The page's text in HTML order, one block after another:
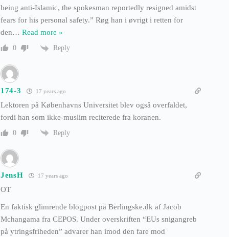
being anti-Islamic, the spokesman reportedly resigned amidst
fears for his personal safety.” Røg han i øvrigt i retten for
den… Read more »
0 Reply
174-3 17 years ago
Lektoren på Københavns Universitet blev også overfaldet,
fordi han som ikke-muslim reciterede fra koranen.
0 Reply
JensH 17 years ago
OT
En faktisk glimrende blogpost på Berlingske.dk af Jacob
Mchangama fra CEPOS. Under overskriften “EUs snigangreb
på ytringsfriheden” advarer han imod den fare mod